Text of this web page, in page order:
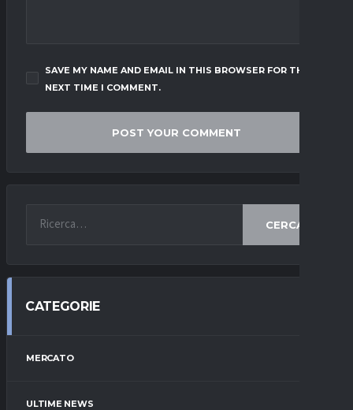
SAVE MY NAME AND EMAIL IN THIS BROWSER FOR THE
NEXT TIME I COMMENT.
CERCA
CATEGORIE
MERCATO
ULTIME NEWS